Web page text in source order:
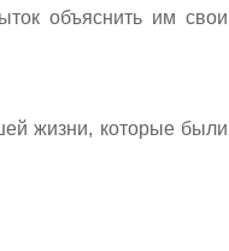
объяснить им свои
жизни, которые были